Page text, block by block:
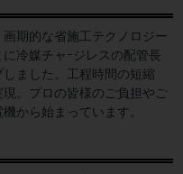
期的な省施工テクノロジー
冷媒チャｰジレスの配管長
ました。工程時間の短縮
。プロの皆様のご負担やご
から始まっています。